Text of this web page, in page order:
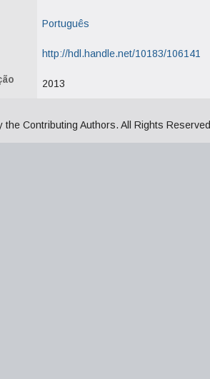
Português
http://hdl.handle.net/10183/106141
2013
the Contributing Authors. All Rights Reserved